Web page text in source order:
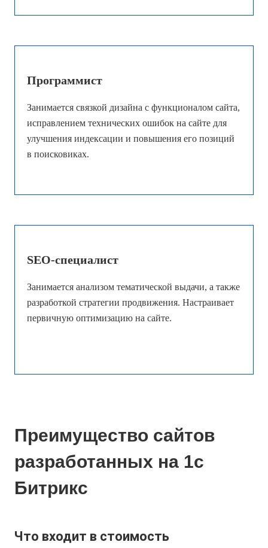
Программист
Занимается связкой дизайна с функционалом сайта,
исправлением технических ошибок на сайте для
улучшения индексации и повышения его позиций
в поисковиках.
SEO-специалист
Занимается анализом тематической выдачи, а также
разработкой стратегии продвижения. Настраивает
первичную оптимизацию на сайте.
Преимущество сайтов
разработанных на 1с
Битрикс
Что входит в стоимость